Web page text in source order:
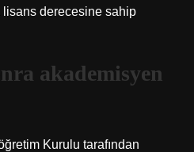
lisans derecesine sahip
akademisyen
Kurulu tarafından